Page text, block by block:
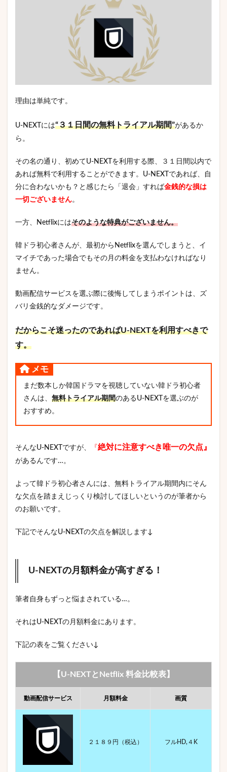
理由は単純です。
U-NEXTには“３１日間の無料トライアル期間”があるか
ら。
その名の通り、初めてU-NEXTを利用する際、３１日間以内で
あれば無料で利用することができます。U-NEXTであれば、自
分に合わないかも？と感じたら「退会」すれば金銭的な損は
一切ございません。
一方、Netflixにはそのような特典がございません。
韓ドラ初心者さんが、最初からNetflixを選んでしまうと、イ
マイチであった場合でもその月の料金を支払わなければなり
ません。
動画配信サービスを選ぶ際に後悔してしまうポイントは、ズ
バリ金銭的なダメージです。
だからこそ迷ったのであればU-NEXTを利用すべきで
す。
メモ
まだ数本しか韓国ドラマを視聴していない韓ドラ初心者
さんは、 無料トライアル期間のあるU-NEXTを選ぶのが
おすすめ。
そんなU-NEXTですが、 『 絶対に注意すべき唯一の欠点』
があるんです…。
よって韓ドラ初心者さんには、無料トライアル期間内にそん
な欠点を踏まえじっくり検討してほしいというのが筆者から
のお願いです。
下記でそんなU-NEXTの欠点を解説します↓
U-NEXTの月額料金が高すぎる！
筆者自身もずっと悩まされている…。
それはU-NEXTの月額料金にあります。
下記の表をご覧ください↓
【U-NEXTとNetflix 料金比較表】
動画配信サービス 月額料金 画質
２１８９円（税込） フルHD,４K